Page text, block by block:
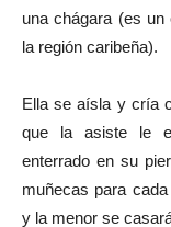
una chágara (es
la región caribeña).
Ella se aísla y cría
que la asiste le
enterrado en su
muñecas para
y la menor se